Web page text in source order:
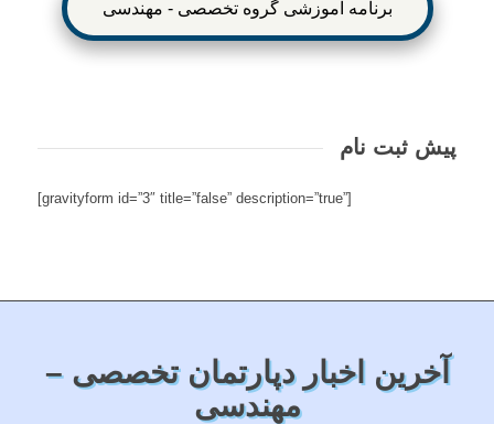
برنامه آموزشی گروه تخصصی - مهندسی
پیش ثبت نام
[gravityform id=”3″ title=”false” description=”true”]
آخرین اخبار دپارتمان تخصصی –
مهندسی